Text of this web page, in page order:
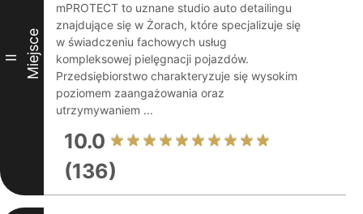
II Miejsce
mPROTECT to uznane studio auto detailingu
znajdujące się w Żorach, które specjalizuje się
w świadczeniu fachowych usług
kompleksowej pielęgnacji pojazdów.
Przedsiębiorstwo charakteryzuje się wysokim
poziomem zaangażowania oraz
utrzymywaniem ...
10.0
(136)